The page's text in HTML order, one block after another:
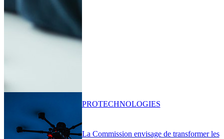
La Commission envisage de transformer les
PROTECHNOLOGIES